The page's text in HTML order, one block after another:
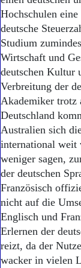
Hochschulen
deutsche
Studium
Wirtschaft und
deutschen Kultur
Verbreitung der
Akademiker trotz
Deutschland
Australien sich
international weit
weniger sagen,
der deutschen
Französisch
nicht auf die
Englisch und
Erlernen der
reizt, da der
wacker in vielen